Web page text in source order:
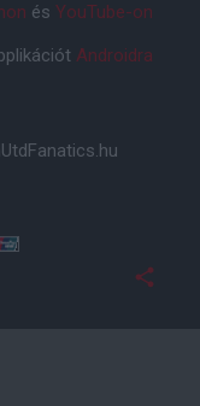
és YouTube-on
Androidra